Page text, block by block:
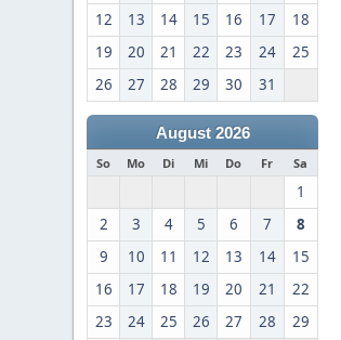
12
13 14 15 16 17
18
19
20 21 22 23 24
25
26
27 28 29 30 31
August 2026
So Mo Di Mi Do Fr Sa
1
2
3 4 5 6 7
8
9
10 11 12 13 14
15
16
17 18 19 20 21
22
23
24 25 26 27 28 29